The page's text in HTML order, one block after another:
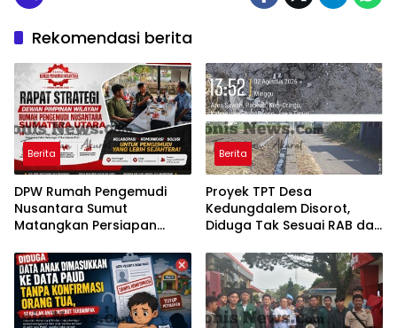
Rekomendasi berita
Berita
DPW Rumah Pengemudi
Nusantara Sumut
Matangkan Persiapan
dan Rakerwil
Berita
Proyek TPT Desa
Kedungdalem Disorot,
Diduga Tak Sesuai RAB dan